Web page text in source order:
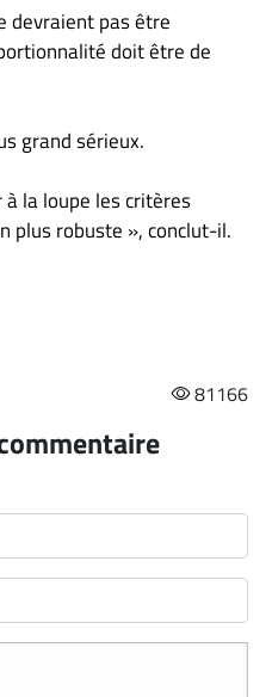
devraient pas être
doit être de
grand sérieux.
la loupe les critères
plus robuste », conclut-il.
81166